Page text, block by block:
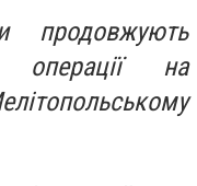
продовжують
операції на